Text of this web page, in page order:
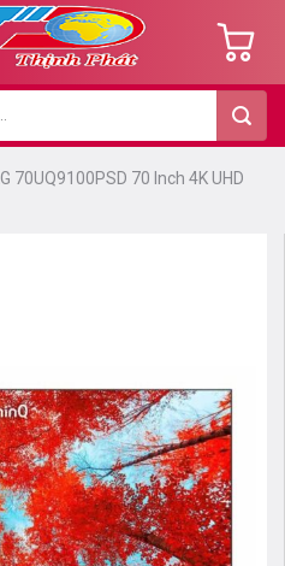
LG 70UQ9100PSD 70 Inch 4K UHD